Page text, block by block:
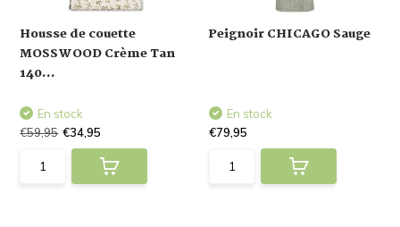
Housse de couette
MOSSWOOD Crème Tan
140...
En stock
€59,95 €34,95
Peignoir CHICAGO Sauge
En stock
€79,95